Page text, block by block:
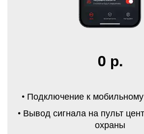
0 р.
• Подключение к
• Вывод сигнала на пульт
охраны